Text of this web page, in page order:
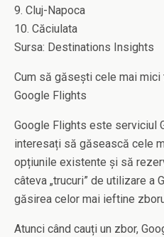
9. Cluj-Napoca
10. Căciulata
Sursa: Destinations Insights
Cum să găsești cele mai
Google Flights
Google Flights este serviciul
interesați să găsească cele
opțiunile existente și să
câteva „trucuri” de utilizare a
găsirea celor mai ieftine
Atunci când cauți un zbor,